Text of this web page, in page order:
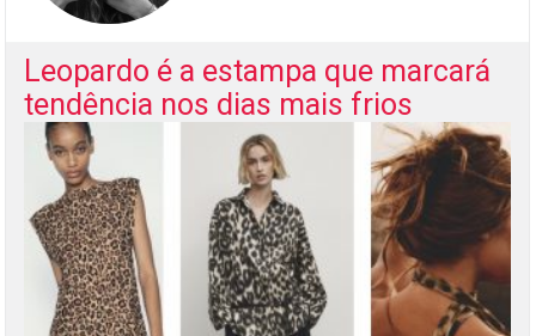
Leopardo é a estampa que marcará
tendência nos dias mais frios